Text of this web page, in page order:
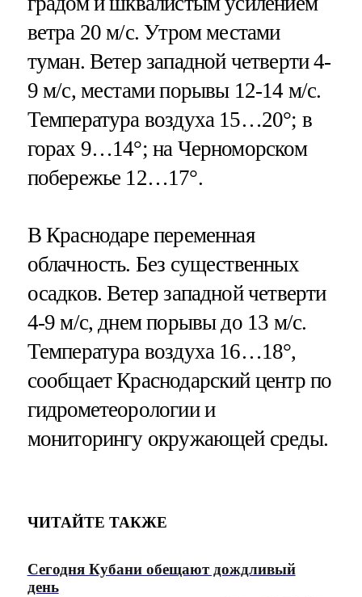
ветра 20 м/с. Утром местами
туман. Ветер западной четверти 4-
9 м/с, местами порывы 12-14 м/с.
Температура воздуха 15…20°; в
горах 9…14°; на Черноморском
побережье 12…17°.
В Краснодаре переменная
облачность. Без существенных
осадков. Ветер западной четверти
4-9 м/с, днем порывы до 13 м/с.
Температура воздуха 16…18°,
сообщает Краснодарский центр по
гидрометеорологии и
мониторингу окружающей среды.
ЧИТАЙТЕ ТАКЖЕ
Сегодня Кубани обещают дождливый
день